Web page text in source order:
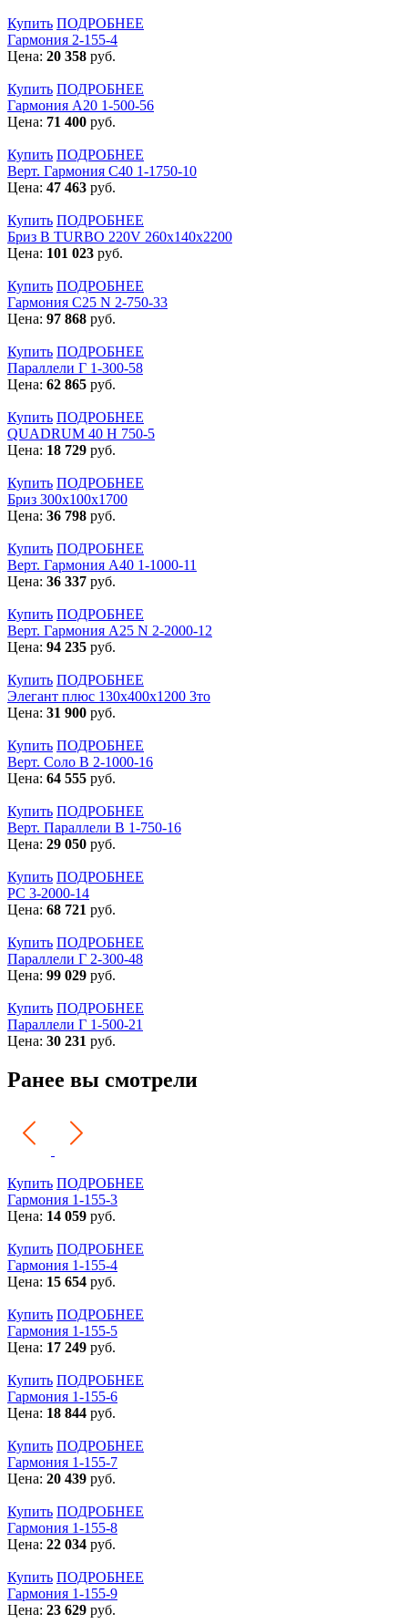
Купить ПОДРОБНЕЕ
Гармония 2-155-4
Цена: 20 358 руб.
Купить ПОДРОБНЕЕ
Гармония А20 1-500-56
Цена: 71 400 руб.
Купить ПОДРОБНЕЕ
Верт. Гармония С40 1-1750-10
Цена: 47 463 руб.
Купить ПОДРОБНЕЕ
Бриз В TURBO 220V 260х140х2200
Цена: 101 023 руб.
Купить ПОДРОБНЕЕ
Гармония С25 N 2-750-33
Цена: 97 868 руб.
Купить ПОДРОБНЕЕ
Параллели Г 1-300-58
Цена: 62 865 руб.
Купить ПОДРОБНЕЕ
QUADRUM 40 H 750-5
Цена: 18 729 руб.
Купить ПОДРОБНЕЕ
Бриз 300х100х1700
Цена: 36 798 руб.
Купить ПОДРОБНЕЕ
Верт. Гармония А40 1-1000-11
Цена: 36 337 руб.
Купить ПОДРОБНЕЕ
Верт. Гармония А25 N 2-2000-12
Цена: 94 235 руб.
Купить ПОДРОБНЕЕ
Элегант плюс 130x400x1200 3то
Цена: 31 900 руб.
Купить ПОДРОБНЕЕ
Верт. Соло В 2-1000-16
Цена: 64 555 руб.
Купить ПОДРОБНЕЕ
Верт. Параллели В 1-750-16
Цена: 29 050 руб.
Купить ПОДРОБНЕЕ
РС 3-2000-14
Цена: 68 721 руб.
Купить ПОДРОБНЕЕ
Параллели Г 2-300-48
Цена: 99 029 руб.
Купить ПОДРОБНЕЕ
Параллели Г 1-500-21
Цена: 30 231 руб.
Ранее вы смотрели
Купить ПОДРОБНЕЕ
Гармония 1-155-3
Цена: 14 059 руб.
Купить ПОДРОБНЕЕ
Гармония 1-155-4
Цена: 15 654 руб.
Купить ПОДРОБНЕЕ
Гармония 1-155-5
Цена: 17 249 руб.
Купить ПОДРОБНЕЕ
Гармония 1-155-6
Цена: 18 844 руб.
Купить ПОДРОБНЕЕ
Гармония 1-155-7
Цена: 20 439 руб.
Купить ПОДРОБНЕЕ
Гармония 1-155-8
Цена: 22 034 руб.
Купить ПОДРОБНЕЕ
Гармония 1-155-9
Цена: 23 629 руб.